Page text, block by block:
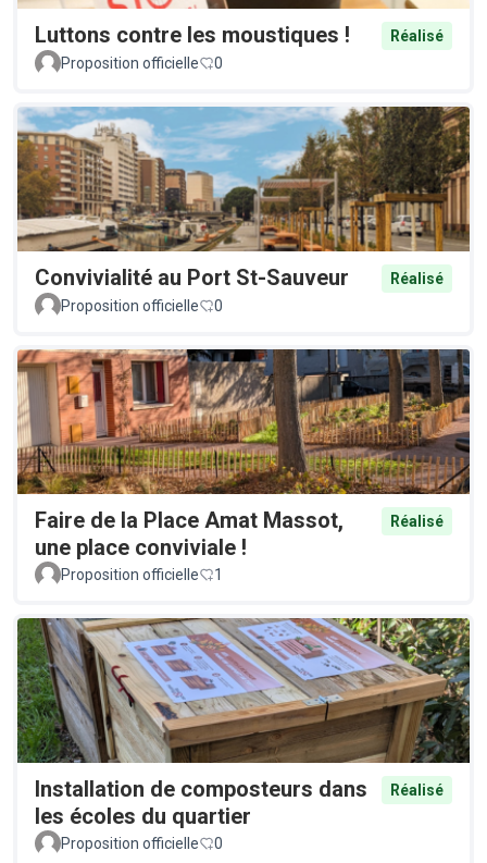
Luttons contre les moustiques !
Réalisé
Proposition officielle
0
Convivialité au Port St-Sauveur
Réalisé
Proposition officielle
0
Faire de la Place Amat Massot,
une place conviviale !
Réalisé
Proposition officielle 1
Installation de composteurs dans
les écoles du quartier
Réalisé
Proposition officielle 0